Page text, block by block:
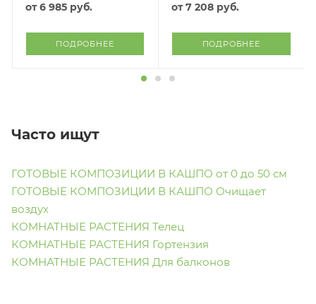
от6 985 руб.
ПОДРОБНЕЕ
от7 208 руб.
ПОДРОБНЕЕ
Часто ищут
ГОТОВЫЕ КОМПОЗИЦИИ В КАШПО от 0 до 50 см
ГОТОВЫЕ КОМПОЗИЦИИ В КАШПО Очищает
воздух
КОМНАТНЫЕ РАСТЕНИЯ Телец
КОМНАТНЫЕ РАСТЕНИЯ Гортензия
КОМНАТНЫЕ РАСТЕНИЯ Для балконов